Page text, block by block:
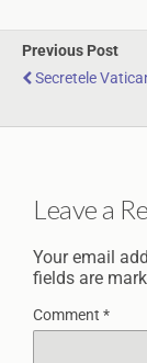
Previous Post
Secretele
Leave a
Your email
fields are
Comment *